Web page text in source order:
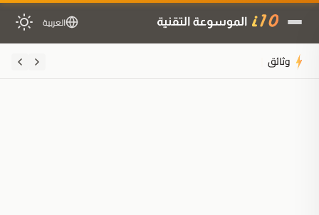
العربية
ملخَّص المقال
وثائق مسربة تكشف خطة Microsoft لتش